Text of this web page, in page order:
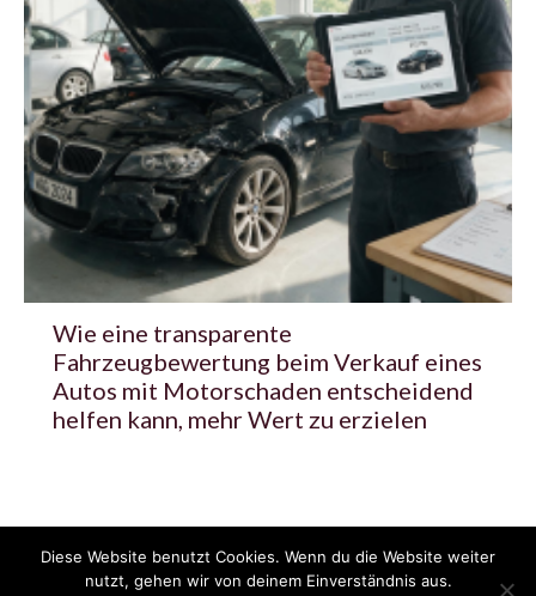
Wie eine transparente
Fahrzeugbewertung beim Verkauf eines
Autos mit Motorschaden entscheidend
helfen kann, mehr Wert zu erzielen
© 2020 - 2025 Copyright - KFZzeitung.com
Diese Website benutzt Cookies. Wenn du die Website weiter
nutzt, gehen wir von deinem Einverständnis aus.